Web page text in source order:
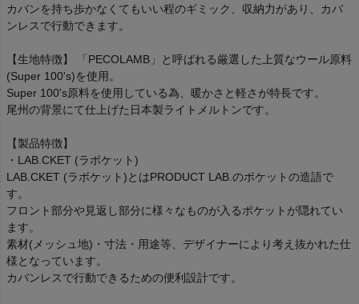
カバンを持ち歩かなくてもいい程のギミック、収納力があり、カバ
ンレスで行動できます。
【生地特徴】 「PECOLAMB」と呼ばれる厳選した上質なウール原料
(Super 100's)を使用。
Super 100's原料を使用している為、暖かさと軽さが特長です。
尾州の背景にて仕上げた日本製ライトメルトンです。
【製品特徴】
・LAB.CKET (ラボケット)
LAB.CKET (ラボケット)とはPRODUCT LAB.のポケットの造語で
す。
フロント部分や見返し部分に様々なものが入るポケットが隠れてい
ます。
素材(メッシュ地)・寸法・用途等、デザイナーにより考え抜かれた仕
様となっています。
カバンレスで行動できるための便利設計です。